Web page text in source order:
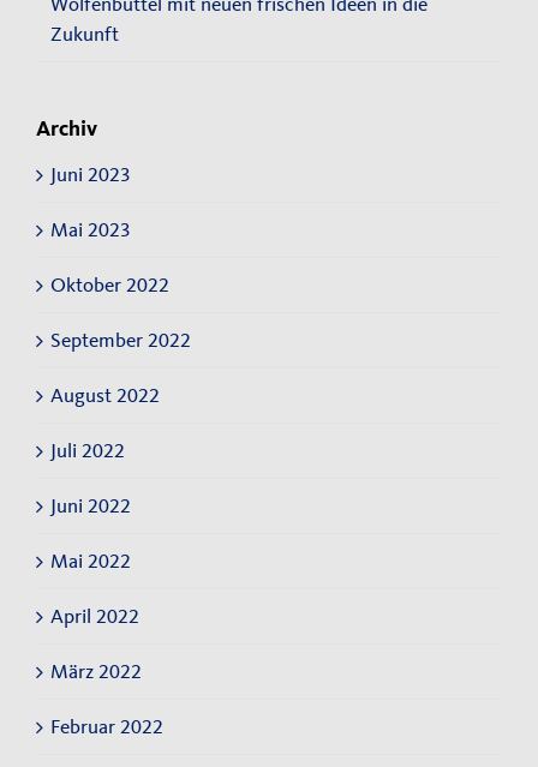
Zukunft
Archiv
Juni 2023
Mai 2023
Oktober 2022
September 2022
August 2022
Juli 2022
Juni 2022
Mai 2022
April 2022
März 2022
Februar 2022